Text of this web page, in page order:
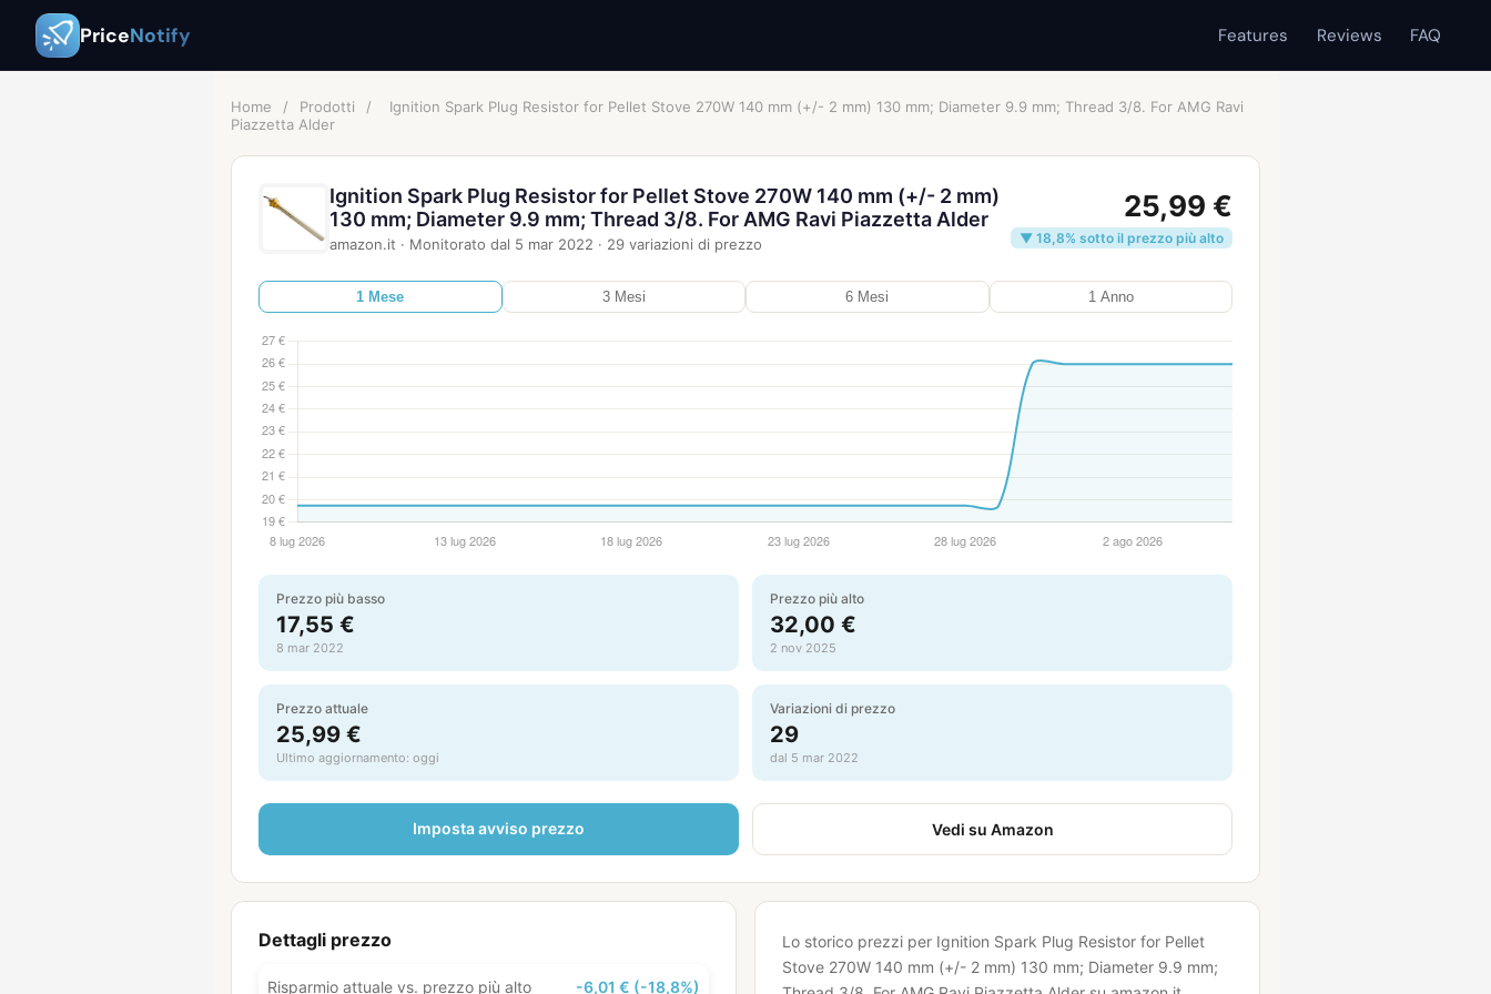
PriceNotify Features Reviews FAQ
Home / Prodotti /
Ignition Spark Plug Resistor for Pellet Stove 270W 140 mm (+/- 2 mm) 130 mm; Diameter 9.9 mm; Thread 3/8. For AMG Ravi
Piazzetta Alder
Ignition Spark Plug Resistor for Pellet Stove 270W 140 mm (+/- 2 mm)
130 mm; Diameter 9.9 mm; Thread 3/8. For AMG Ravi Piazzetta Alder
amazon.it · Monitorato dal 5 mar 2022 · 29 variazioni di prezzo
25,99 €
▼ 18,8% sotto il prezzo più alto
1 Mese 3 Mesi 6 Mesi 1 Anno
Prezzo più basso
17,55 €
8 mar 2022
Prezzo più alto
32,00 €
2 nov 2025
Prezzo attuale
25,99 €
Ultimo aggiornamento: oggi
Variazioni di prezzo
29
dal 5 mar 2022
Imposta avviso prezzo Vedi su Amazon
Dettagli prezzo
Risparmio attuale vs. prezzo più alto -6,01 € (-18,8%)
Lo storico prezzi per Ignition Spark Plug Resistor for Pellet
Stove 270W 140 mm (+/- 2 mm) 130 mm; Diameter 9.9 mm;